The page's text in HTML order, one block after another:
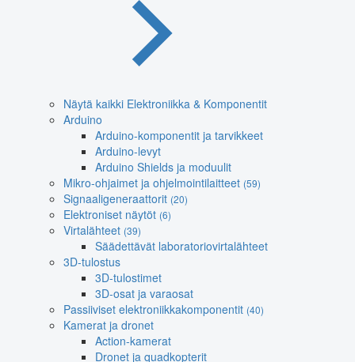
Näytä kaikki Elektroniikka & Komponentit
Arduino
Arduino-komponentit ja tarvikkeet
Arduino-levyt
Arduino Shields ja moduulit
Mikro-ohjaimet ja ohjelmointilaitteet (59)
Signaaligeneraattorit (20)
Elektroniset näytöt (6)
Virtalähteet (39)
Säädettävät laboratoriovirtalähteet
3D-tulostus
3D-tulostimet
3D-osat ja varaosat
Passiiviset elektroniikkakomponentit (40)
Kamerat ja dronet
Action-kamerat
Dronet ja quadkopterit